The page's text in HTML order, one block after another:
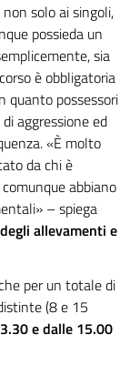
solo ai singoli,
possieda un
sia
è obbligatoria
quanto possessori
aggressione ed
«È molto
da chi è
abbiano
– spiega
allevamenti e
per un totale di
(8 e 15
e dalle 15.00